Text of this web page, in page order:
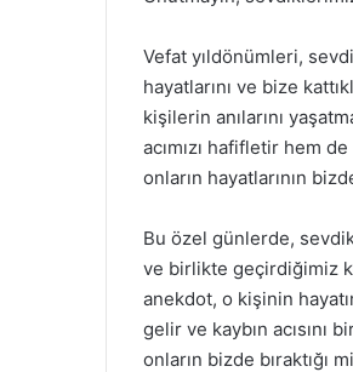
Vefat yıldönümleri,
hayatlarını ve bize
kişilerin anılarını
acımızı hafifletir hem
onların hayatlarının
Bu özel günlerde,
ve birlikte geçirdiğimiz
anekdot, o kişinin
gelir ve kaybın
onların bizde bıraktığı